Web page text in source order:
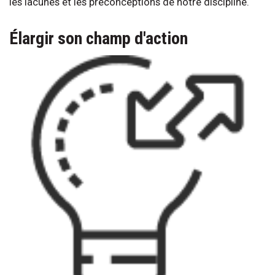
Élargir son champ d'action